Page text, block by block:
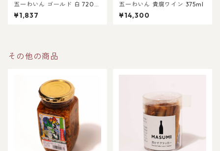
五一わいん ゴールド 白 720m
l¥1,837
五一わいん 貴腐ワイン 375ml
¥14,300
その他の商品